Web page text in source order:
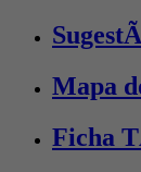
Mapa
Ficha